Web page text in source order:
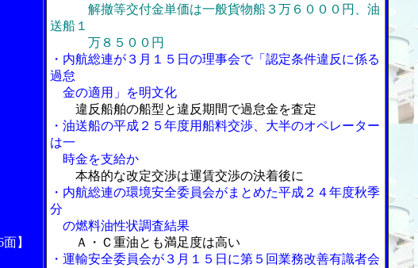
】
解撤等交付金単価は一般貨物船３万６０００円、油
送船１
万８５００円
・内航総連が３月１５日の理事会で「認定条件違反に係る
過怠
金の適用」を明文化
違反船舶の船型と違反期間で過怠金を査定
・油送船の平成２５年度用船料交渉、大半のオペレーター
は一
時金を支給か
本格的な改定交渉は運賃交渉の決着後に
・内航総連の環境安全委員会がまとめた平成２４年度秋季
分
の燃料油性状調査結果
Ａ・Ｃ重油とも満足度は高い
・運輸安全委員会が３月１５日に第５回業務改善有識者会